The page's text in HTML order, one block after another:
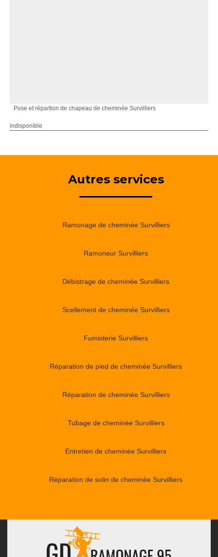
Pose et répartion de chapeau de cheminée Survilliers
indisponible
Autres services
Ramonage de cheminée Survilliers
Ramoneur Survilliers
Débistrage de cheminée Survilliers
Scellement de cheminée Survilliers
Fumisterie Survilliers
Réparation de pied de cheminée Survilliers
Réparation de cheminée Survilliers
Tubage de cheminée Survilliers
Entretien de cheminée Survilliers
Réparation de solin de cheminée Survilliers